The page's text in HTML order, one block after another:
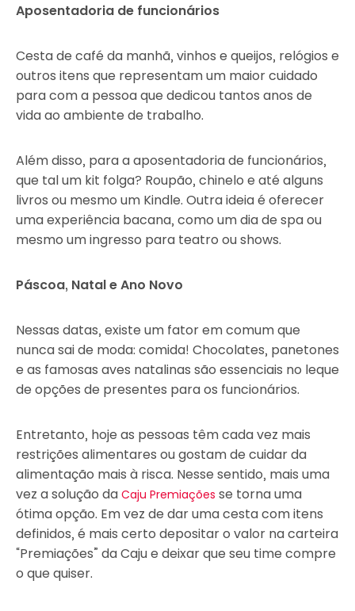
Aposentadoria de funcionários
Cesta de café da manhã, vinhos e queijos, relógios e
outros itens que representam um maior cuidado
para com a pessoa que dedicou tantos anos de
vida ao ambiente de trabalho.
Além disso, para a aposentadoria de funcionários,
que tal um kit folga? Roupão, chinelo e até alguns
livros ou mesmo um Kindle. Outra ideia é oferecer
uma experiência bacana, como um dia de spa ou
mesmo um ingresso para teatro ou shows.
Páscoa, Natal e Ano Novo
Nessas datas, existe um fator em comum que
nunca sai de moda: comida! Chocolates, panetones
e as famosas aves natalinas são essenciais no leque
de opções de presentes para os funcionários.
Entretanto, hoje as pessoas têm cada vez mais
restrições alimentares ou gostam de cuidar da
alimentação mais à risca. Nesse sentido, mais uma
vez a solução da Caju Premiações se torna uma
ótima opção. Em vez de dar uma cesta com itens
definidos, é mais certo depositar o valor na carteira
“Premiações” da Caju e deixar que seu time compre
o que quiser.